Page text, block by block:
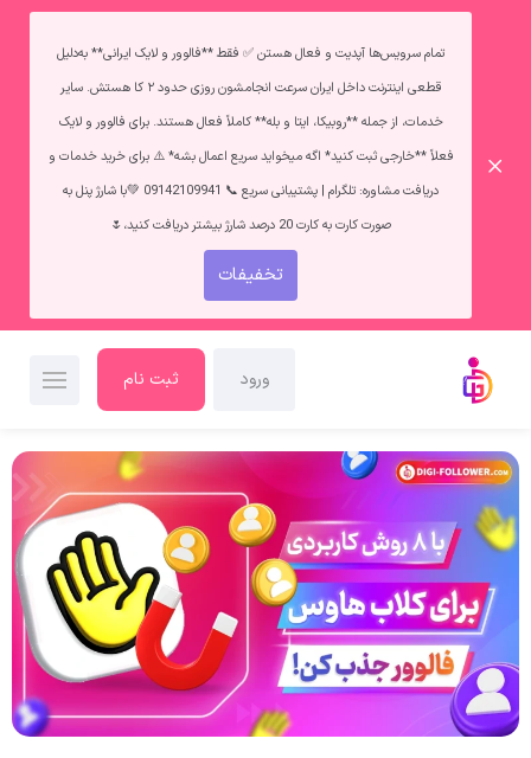
تمام سرویس‌ها آپدیت و فعال هستن ✅ فقط **فالوور و لایک ایرانی** به‌دلیل
قطعی اینترنت داخل ایران سرعت انجامشون روزی حدود ۲ کا هستش. سایر
خدمات، از جمله **روبیکا، ایتا و بله** کاملاً فعال هستند. برای فالوور و لایک
فعلاً **خارجی ثبت کنید* اگه میخواید سریع اعمال بشه* ⚠️ برای خرید خدمات و
دریافت مشاوره: تلگرام | پشتیبانی سریع 📞 09142109941 💚با شارژ پنل به
صورت کارت به کارت 20 درصد شارژ بیشتر دریافت کنید،🌷
تخفیفات
ورود ثبت نام